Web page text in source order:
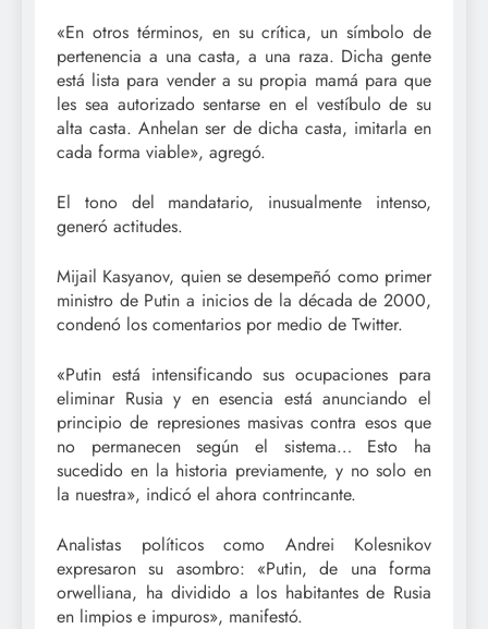
«En otros términos, en su crítica, un símbolo de
pertenencia a una casta, a una raza. Dicha gente
está lista para vender a su propia mamá para que
les sea autorizado sentarse en el vestíbulo de su
alta casta. Anhelan ser de dicha casta, imitarla en
cada forma viable», agregó.
El tono del mandatario, inusualmente intenso,
generó actitudes.
Mijail Kasyanov, quien se desempeñó como primer
ministro de Putin a inicios de la década de 2000,
condenó los comentarios por medio de Twitter.
«Putin está intensificando sus ocupaciones para
eliminar Rusia y en esencia está anunciando el
principio de represiones masivas contra esos que
no permanecen según el sistema… Esto ha
sucedido en la historia previamente, y no solo en
la nuestra», indicó el ahora contrincante.
Analistas políticos como Andrei Kolesnikov
expresaron su asombro: «Putin, de una forma
orwelliana, ha dividido a los habitantes de Rusia
en limpios e impuros», manifestó.